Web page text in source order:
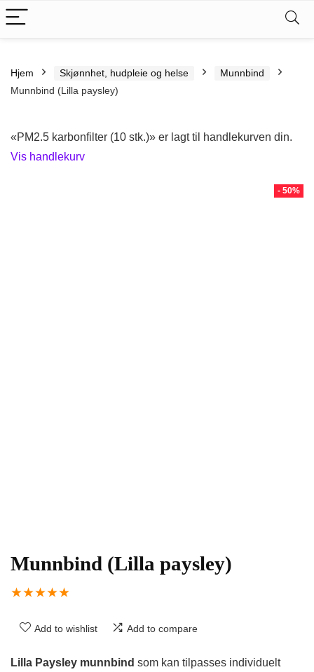
Hjem Skjønnhet, hudpleie og helse
Munnbind
Munnbind (Lilla paysley)
«PM2.5 karbonfilter (10 stk.)» er lagt til handlekurven din.
Vis handlekurv
- 50%
Munnbind (Lilla paysley)
★★★★★
Add to wishlist Add to compare
Lilla Paysley munnbind som kan tilpasses individuelt